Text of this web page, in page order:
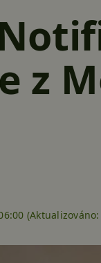
z
(Aktualizováno: